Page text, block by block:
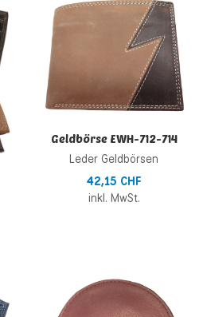
Zur Wunschliste hinzufügen
Zur Vergleichsliste hinzufügen
Schnellansicht
Geldbörse EWH-712-714
Leder Geldbörsen
42,15 CHF
inkl. MwSt.
Zur Wunschliste hinzufügen